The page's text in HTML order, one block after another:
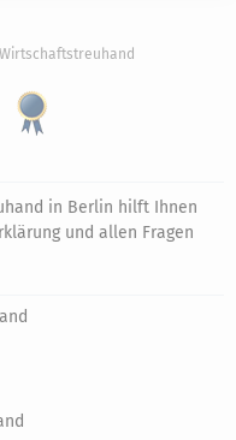
Wirtschaftstreuhand
in Berlin hilft Ihnen
und allen Fragen